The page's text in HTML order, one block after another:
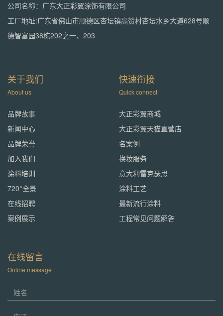
公司名称：广东大正彩翼涂饰有限公司
工厂地址:广东省佛山市顺德区杏坛镇高赞村杏坛水乡大道628号顺
德智富园38栋202之一、203
关于我们
About us
品牌故事
新闻中心
品牌荣誉
加入我们
涂料培训
720°全景
在线招聘
案例展示
快速衔接
Quick connect
大正彩翼商城
大正彩翼天猫直营店
名案例
换妆服务
意大利雷克瑟思
涂料工艺
最新流行涂料
工程常见问题解答
在线留言
Online message